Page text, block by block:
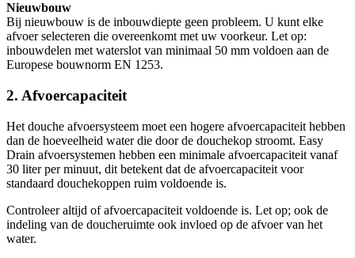
Nieuwbouw
Bij nieuwbouw is de inbouwdiepte geen probleem. U kunt elke
afvoer selecteren die overeenkomt met uw voorkeur. Let op:
inbouwdelen met waterslot van minimaal 50 mm voldoen aan de
Europese bouwnorm EN 1253.
2. Afvoercapaciteit
Het douche afvoersysteem moet een hogere afvoercapaciteit hebben
dan de hoeveelheid water die door de douchekop stroomt. Easy
Drain afvoersystemen hebben een minimale afvoercapaciteit vanaf
30 liter per minuut, dit betekent dat de afvoercapaciteit voor
standaard douchekoppen ruim voldoende is.
Controleer altijd of afvoercapaciteit voldoende is. Let op; ook de
indeling van de doucheruimte ook invloed op de afvoer van het
water.